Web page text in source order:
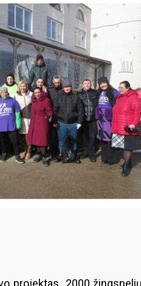
projektas „2000